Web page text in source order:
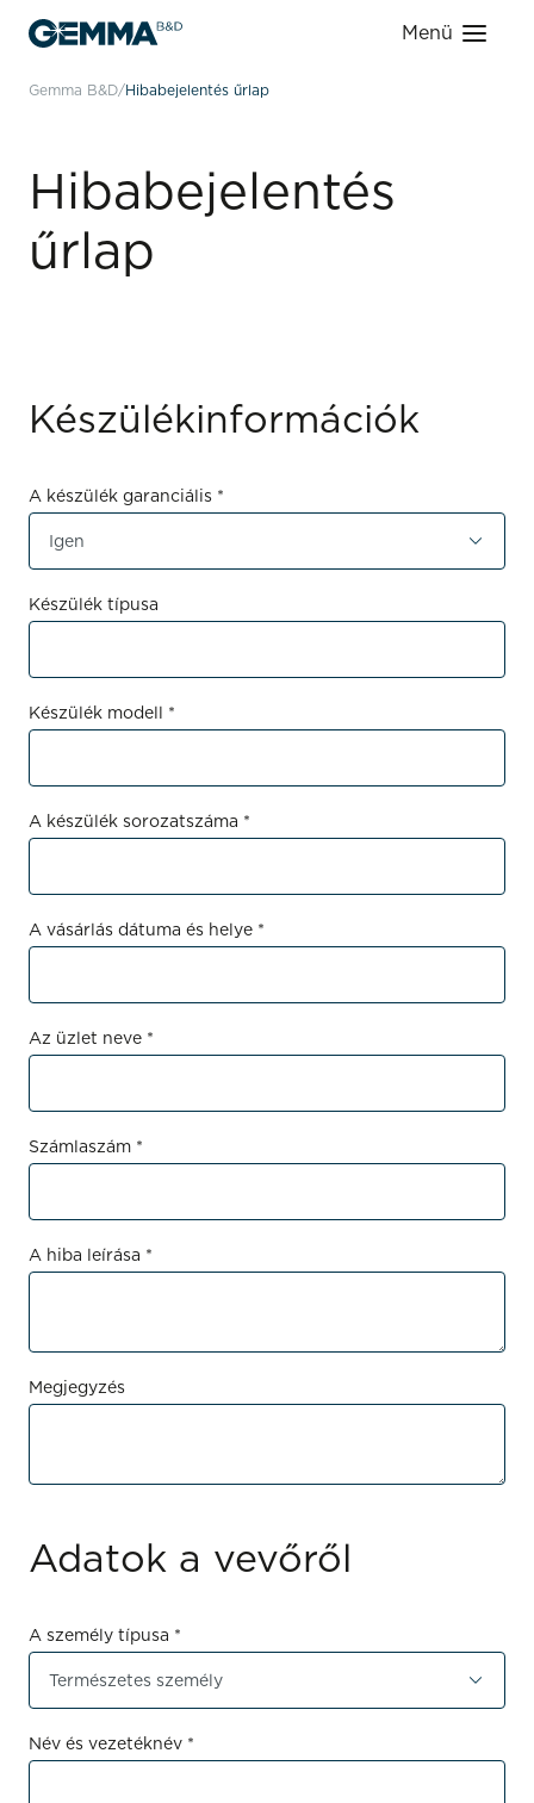
Menü
Gemma B&D Hibabejelentés űrlap
Hibabejelentés
űrlap
Készülékinformációk
A készülék garanciális *
Készülék típusa
Készülék modell *
A készülék sorozatszáma *
A vásárlás dátuma és helye *
Az üzlet neve *
Számlaszám *
A hiba leírása *
Megjegyzés
Adatok a vevőről
A személy típusa *
Név és vezetéknév *